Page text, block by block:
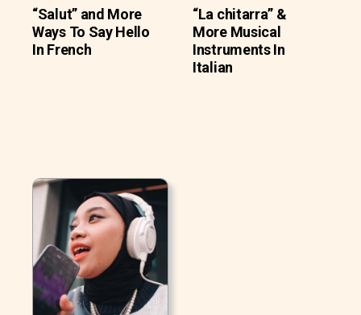
“Salut” and More
Ways To Say Hello
In French
“La chitarra” &
More Musical
Instruments In
Italian